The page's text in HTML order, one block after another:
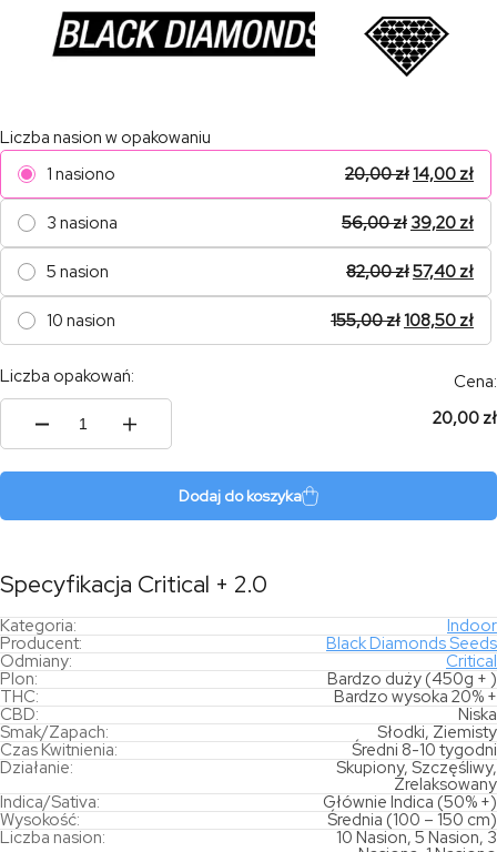
Liczba nasion w opakowaniu
1 nasiono
20,00zł14,00 zł
3 nasiona 56,00zł 39,20 zł
5 nasion 82,00zł57,40 zł
10 nasion 155,00zł108,50 zł
Liczba opakowań:
ilość
Cena:
20,00 zł
Dodaj do koszyka
Specyfikacja Critical + 2.0
Kategoria:
Indoor
Producent:
Black Diamonds Seeds
Odmiany:
Critical
Plon:
Bardzo duży (450g + )
THC:
Bardzo wysoka 20% +
CBD:
Niska
Smak/Zapach:
Słodki, Ziemisty
Czas Kwitnienia:
Średni 8-10 tygodni
Działanie:
Skupiony, Szczęśliwy,
Zrelaksowany
Indica/Sativa:
Głównie Indica (50% +)
Wysokość:
Średnia (100 – 150 cm)
Liczba nasion:
10 Nasion, 5 Nasion, 3